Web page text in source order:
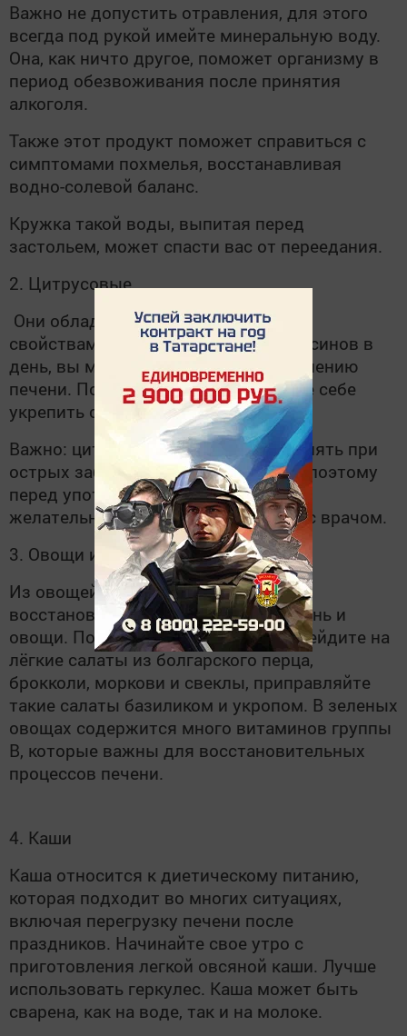
Важно не допустить отравления, для этого
всегда под рукой имейте минеральную воду.
Она, как ничто другое, поможет организму в
период обезвоживания после принятия
алкоголя.
Также этот продукт поможет справиться с
симптомами похмелья, восстанавливая
водно-солевой баланс.
Кружка такой воды, выпитая перед
застольем, может спасти вас от переедания.
2. Цитрусовые
Они обладают антиоксидантными
свойствами. Употребляя пару апельсинов в
день, вы можете помочь восстановлению
печени. Помимо этого, вы поможете себе
укрепить собственный иммунитет.
Важно: цитрусовые нельзя употреблять при
острых заболеваниях органов ЖКТ, поэтому
перед употреблением этих фруктов
желательно проконсультироваться с врачом.
3. Овощи и зелень
Из овощей отличное влияние на
восстановление печени окажет зелень и
овощи. После бурного застолья перейдите на
лёгкие салаты из болгарского перца,
брокколи, моркови и свеклы, приправляйте
такие салаты базиликом и укропом. В зеленых
овощах содержится много витаминов группы
В, которые важны для восстановительных
процессов печени.
4. Каши
Каша относится к диетическому питанию,
которая подходит во многих ситуациях,
включая перегрузку печени после
праздников. Начинайте свое утро с
приготовления легкой овсяной каши. Лучше
использовать геркулес. Каша может быть
сварена, как на воде, так и на молоке.